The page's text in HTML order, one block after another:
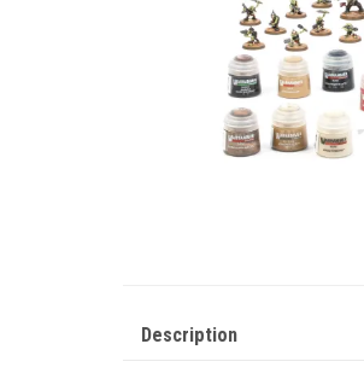
Description